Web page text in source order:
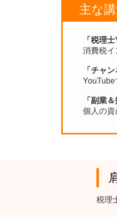
主な
「税理
消費税イ
「チャ
YouTube
「副業
個人の資
税理